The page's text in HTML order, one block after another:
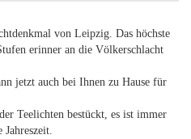
von Leipzig. Das höchste
erinner an die Völkerschlacht
jetzt auch bei Ihnen zu Hause für
Teelichten bestückt, es ist immer